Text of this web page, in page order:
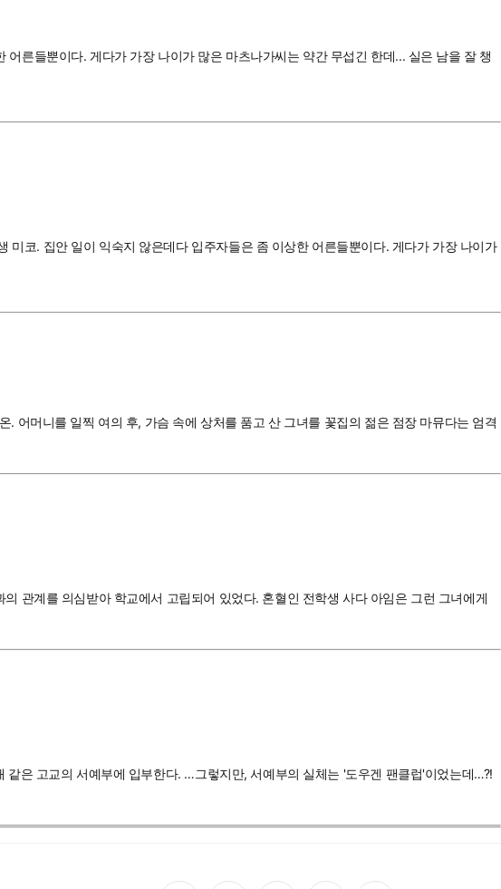
른들뿐이다. 게다가 가장 나이가 많은 마츠나가씨는 약간 무섭긴 한데... 실은 남을 잘 챙
코. 집안 일이 익숙지 않은데다 입주자들은 좀 이상한 어른들뿐이다. 게다가 가장 나이가
어머니를 일찍 여의 후, 가슴 속에 상처를 품고 산 그녀를 꽃집의 젊은 점장 마뮤다는 엄격
관계를 의심받아 학교에서 고립되어 있었다. 혼혈인 전학생 사다 아임은 그런 그녀에게
은 고교의 서예부에 입부한다. …그렇지만, 서예부의 실체는 '도우겐 팬클럽'이었는데…?!